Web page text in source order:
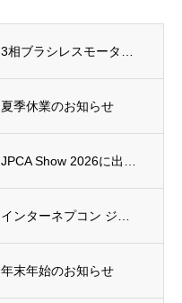
3相ブラシレスモーター プリドライバICの設計例を公開
夏季休業のお知らせ
JPCA Show 2026に出展します！！(2026年6月10日～12日)
インターネプコン ジャパンに出展します！！(2026年1月21日～23日)
年末年始のお知らせ